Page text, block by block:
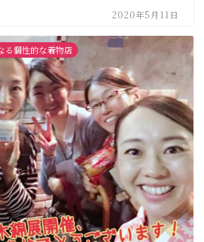
2020年5月11日
る個性的な着物店